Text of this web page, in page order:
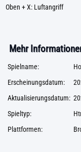
Oben + X: Luftangriff
Mehr
Spielname:
Erscheinungsdatum:
Aktualisierungsdatum:
Spieltyp:
Plattformen: